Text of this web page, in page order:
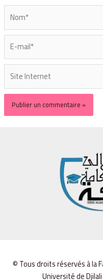
© Tous droits réservés à la
Université de